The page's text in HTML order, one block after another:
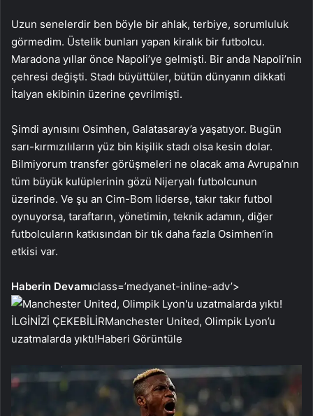
Uzun senelerdir ben böyle bir ahlak, terbiye, sorumluluk
görmedim. Üstelik bunları yapan kiralık bir futbolcu.
Maradona yıllar önce Napoli’ye gelmişti. Bir anda Napoli’nin
çehresi değişti. Stadı büyüttüler, bütün dünyanın dikkati
İtalyan ekibinin üzerine çevrilmişti.
Şimdi aynısını Osimhen, Galatasaray’a yaşatıyor. Bugün
sarı-kırmızılıların yüz bin kişilik stadı olsa kesin dolar.
Bilmiyorum transfer görüşmeleri ne olacak ama Avrupa’nın
tüm büyük kulüplerinin gözü Nijeryalı futbolcunun
üzerinde. Ve şu an Cim-Bom liderse, takır takır futbol
oynuyorsa, taraftarın, yönetimin, teknik adamın, diğer
futbolcuların katkısından bir tık daha fazla Osimhen’in
etkisi var.
Haberin Devamıclass=’medyanet-inline-adv’>
İLGİNİZİ ÇEKEBİLİRManchester United, Olimpik Lyon’u
uzatmalarda yıktı!Haberi Görüntüle